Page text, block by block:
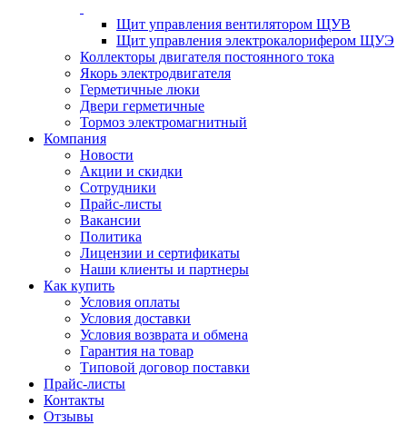
Щит управления вентилятором ЩУВ
Щит управления электрокалорифером ЩУЭ
Коллекторы двигателя постоянного тока
Якорь электродвигателя
Герметичные люки
Двери герметичные
Тормоз электромагнитный
Компания
Новости
Акции и скидки
Сотрудники
Прайс-листы
Вакансии
Политика
Лицензии и сертификаты
Наши клиенты и партнеры
Как купить
Условия оплаты
Условия доставки
Условия возврата и обмена
Гарантия на товар
Типовой договор поставки
Прайс-листы
Контакты
Отзывы